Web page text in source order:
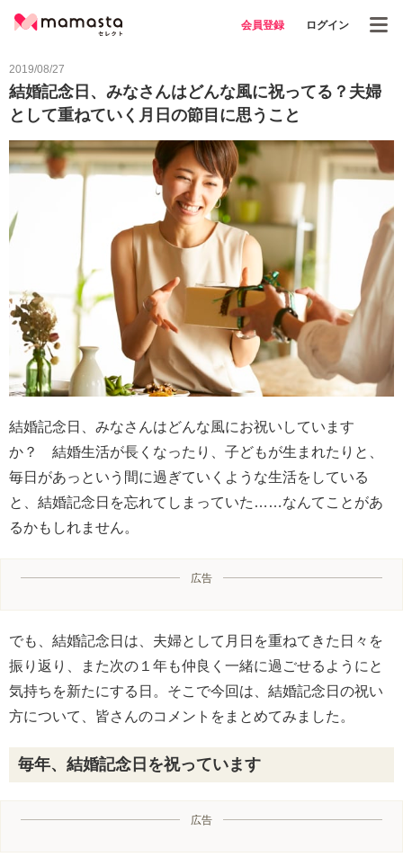
会員登録 ログイン
2019/08/27
結婚記念日、みなさんはどんな風に祝ってる？夫婦
として重ねていく月日の節目に思うこと
結婚記念日、みなさんはどんな風にお祝いしています
か？ 結婚生活が長くなったり、子どもが生まれたりと、
毎日があっという間に過ぎていくような生活をしている
と、結婚記念日を忘れてしまっていた……なんてことがあ
るかもしれません。
広告
でも、結婚記念日は、夫婦として月日を重ねてきた日々を
振り返り、また次の１年も仲良く一緒に過ごせるようにと
気持ちを新たにする日。そこで今回は、結婚記念日の祝い
方について、皆さんのコメントをまとめてみました。
毎年、結婚記念日を祝っています
広告